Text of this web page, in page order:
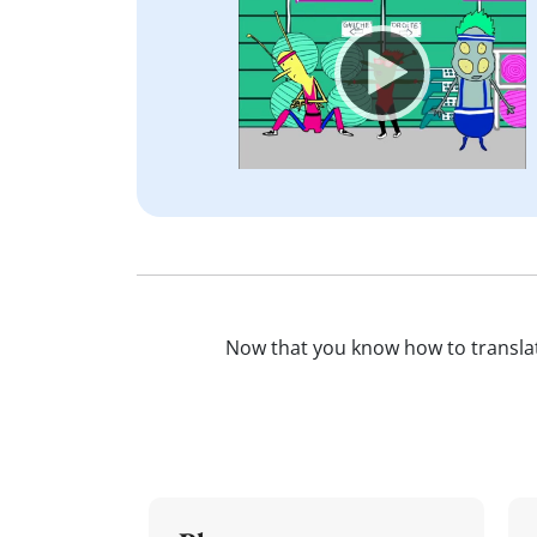
Player
Now that you know how to